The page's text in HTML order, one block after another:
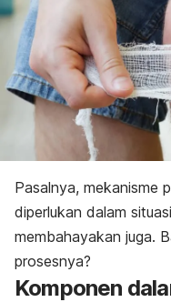
Pasalnya, mekanisme
diperlukan dalam
membahayakan juga.
prosesnya?
Komponen